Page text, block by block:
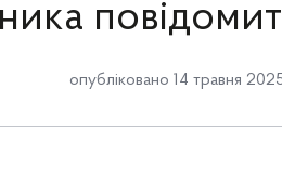
опубліковано 14 травня